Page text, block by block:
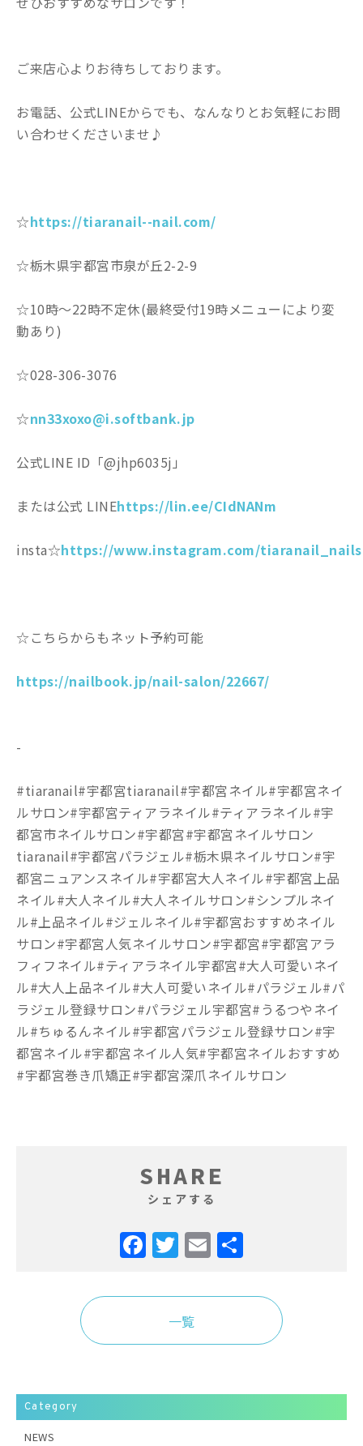
ご来店心よりお待ちしております。
お電話、公式LINEからでも、なんなりとお気軽にお問
い合わせくださいませ♪
☆https://tiaranail--nail.com/
☆栃木県宇都宮市泉が丘2-2-9
☆10時〜22時不定休(最終受付19時メニューにより変
動あり)
☆028-306-3076
☆nn33xoxo@i.softbank.jp
公式LINE ID「@jhp6035j」
または公式 LINEhttps://lin.ee/CIdNANm
insta☆https://www.instagram.com/
☆こちらからもネット予約可能
https://nailbook.jp/nail-salon/22667/
-
#tiaranail#宇都宮tiaranail#宇都宮ネイル#宇都宮ネイ
ルサロン#宇都宮ティアラネイル#ティアラネイル#宇
都宮市ネイルサロン#宇都宮#宇都宮ネイルサロン
tiaranail#宇都宮パラジェル#栃木県ネイルサロン#宇
都宮ニュアンスネイル#宇都宮大人ネイル#宇都宮上品
ネイル#大人ネイル#大人ネイルサロン#シンプルネイ
ル#上品ネイル#ジェルネイル#宇都宮おすすめネイル
サロン#宇都宮人気ネイルサロン#宇都宮#宇都宮アラ
フィフネイル#ティアラネイル宇都宮#大人可愛いネイ
ル#大人上品ネイル#大人可愛いネイル#パラジェル#パ
ラジェル登録サロン#パラジェル宇都宮#うるつやネイ
ル#ちゅるんネイル#宇都宮パラジェル登録サロン#宇
都宮ネイル#宇都宮ネイル人気#宇都宮ネイルおすすめ
#宇都宮巻き爪矯正#宇都宮深爪ネイルサロン
SHARE
シェアする
Facebook
Twitter
Email
一覧
Category
NEWS